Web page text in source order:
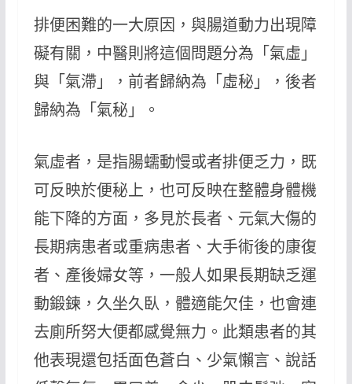
排便困難的一大原因，與腸道動力出現障
礙有關，中醫則將這個問題分為「氣虛」
與「氣滯」，前者歸納為「虛秘」，後者
歸納為「氣秘」。
氣虛者，是指腸蠕動慢或者排便乏力，既
可反映於便秘上，也可反映在整體身體機
能下降的方面，多見於長者、元氣大傷的
長期病患者或重病患者、大手術後的康復
者、產後婦女等，一般人如果長期缺乏運
動鍛鍊，久坐久臥，體適能欠佳，也會連
去廁所努大便都感覺無力。此類患者的其
他表現還包括面色蒼白、少氣懶言、說話